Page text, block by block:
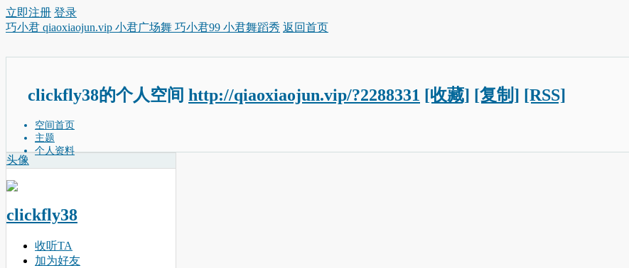
立即注册 登录
巧小君 qiaoxiaojun.vip 小君广场舞 巧小君99 小君舞蹈秀 返回首页
clickfly38的个人空间 http://qiaoxiaojun.vip/?2288331 [收藏] [复制] [RSS]
空间首页
主题
个人资料
头像
clickfly38
收听TA
加为好友